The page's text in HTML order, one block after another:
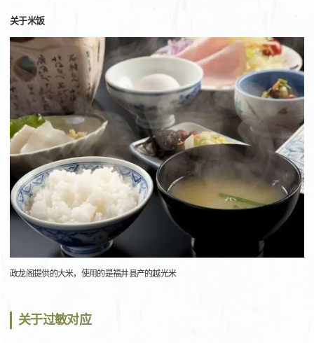
关于米饭
政龙阁提供的大米，使用的是福井县产的越光米
关于过敏对应